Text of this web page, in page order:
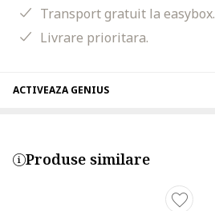
Transport gratuit la easybox.
Livrare prioritara.
ACTIVEAZA GENIUS
Produse similare